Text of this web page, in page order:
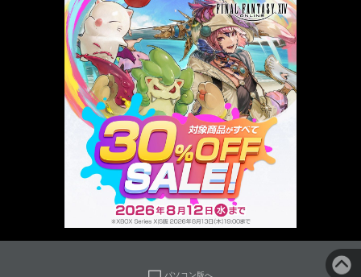
パソコン版へ